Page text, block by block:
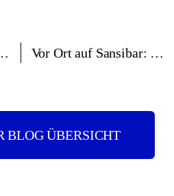
Netzwerktreffen 2025. Vor Ort auf Sansibar: Warum uns die Trude-Adler-Schule seit Jahren am Herzen liegt.
BLOG ÜBERSICHT